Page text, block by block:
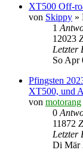
XT500 Off-
von Skippy »
1
12023
Letzter
So Apr
Pfingsten
XT500, und
von motorang
0
11872
Letzter
Di Mär